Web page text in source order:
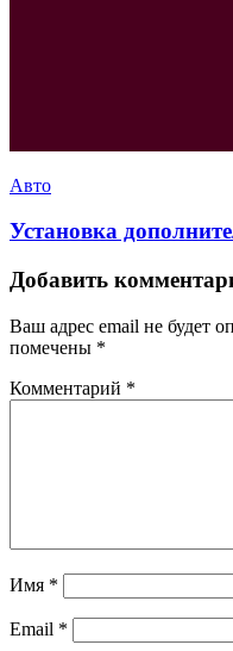
Авто
Установка
Добавить
Ваш адрес email не будет
помечены *
Комментарий *
Имя *
Email *